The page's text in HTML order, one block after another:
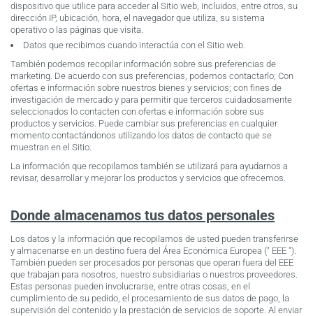
dispositivo que utilice para acceder al Sitio web, incluidos, entre otros, su
dirección IP, ubicación, hora, el navegador que utiliza, su sistema
operativo o las páginas que visita.
Datos que recibimos cuando interactúa con el Sitio web.
También podemos recopilar información sobre sus preferencias de
marketing. De acuerdo con sus preferencias, podemos contactarlo; Con
ofertas e información sobre nuestros bienes y servicios; con fines de
investigación de mercado y para permitir que terceros cuidadosamente
seleccionados lo contacten con ofertas e información sobre sus
productos y servicios. Puede cambiar sus preferencias en cualquier
momento contactándonos utilizando los datos de contacto que se
muestran en el Sitio.
La información que recopilamos también se utilizará para ayudarnos a
revisar, desarrollar y mejorar los productos y servicios que ofrecemos.
Donde almacenamos tus datos personales
Los datos y la información que recopilamos de usted pueden transferirse
y almacenarse en un destino fuera del Área Económica Europea (" EEE ").
También pueden ser procesados por personas que operan fuera del EEE
que trabajan para nosotros, nuestro subsidiarias o nuestros proveedores.
Estas personas pueden involucrarse, entre otras cosas, en el
cumplimiento de su pedido, el procesamiento de sus datos de pago, la
supervisión del contenido y la prestación de servicios de soporte. Al enviar